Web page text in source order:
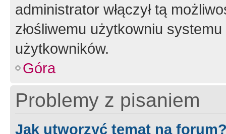
administrator włączył tą
złośliwemu użytkowniu
użytkowników.
Góra
Problemy z pisaniem
Jak utworzyć temat na